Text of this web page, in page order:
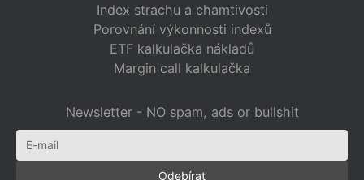
Index strachu a chamtivosti
Porovnání výkonnosti indexů
ETF kalkulačka nákladů
Margin call kalkulačka
Newsletter - NO spam, ads or bullshit